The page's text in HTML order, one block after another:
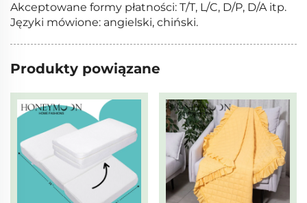
Akceptowane formy płatności: T/T, L/C, D/P, D/A itp.
Języki mówione: angielski, chiński.
Produkty powiązane